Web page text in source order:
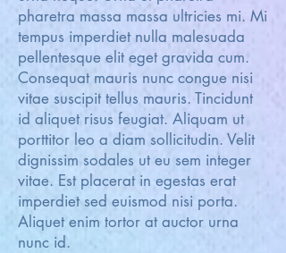
pharetra massa massa ultricies mi. Mi
tempus imperdiet nulla malesuada
pellentesque elit eget gravida cum.
Consequat mauris nunc congue nisi
vitae suscipit tellus mauris. Tincidunt
id aliquet risus feugiat. Aliquam ut
porttitor leo a diam sollicitudin. Velit
dignissim sodales ut eu sem integer
vitae. Est placerat in egestas erat
imperdiet sed euismod nisi porta.
Aliquet enim tortor at auctor urna
nunc id.